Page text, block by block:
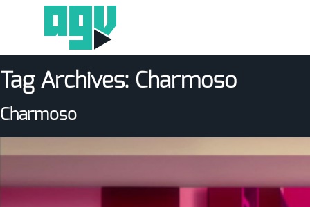
Tag Archives: Charmoso
Charmoso